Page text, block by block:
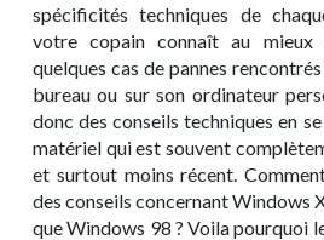
spécificités techniques de
votre copain connaît au mieux
quelques cas de pannes
bureau ou sur son ordinateur
donc des conseils techniques en
matériel qui est souvent
et surtout moins récent.
des conseils concernant Windows
que Windows 98 ? Voila pourquoi